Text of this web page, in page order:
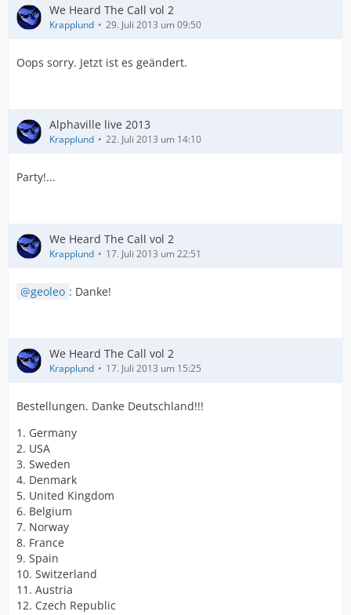
We Heard The Call vol 2
Krapplund 29. Juli 2013 um 09:50
Oops sorry. Jetzt ist es geändert.
Alphaville live 2013
Krapplund 22. Juli 2013 um 14:10
Party!...
We Heard The Call vol 2
Krapplund 17. Juli 2013 um 22:51
geoleo : Danke!
We Heard The Call vol 2
Krapplund 17. Juli 2013 um 15:25
Bestellungen. Danke Deutschland!!!
1. Germany
2. USA
3. Sweden
4. Denmark
5. United Kingdom
6. Belgium
7. Norway
8. France
9. Spain
10. Switzerland
11. Austria
12. Czech Republic